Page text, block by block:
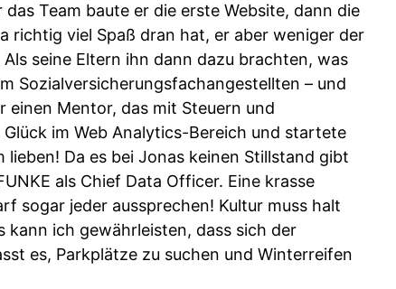
Team baute er die erste Website, dann die
richtig viel Spaß dran hat, er aber weniger der
seine Eltern ihn dann dazu brachten, was
Sozialversicherungsfachangestellten – und
einen Mentor, das mit Steuern und
im Web Analytics-Bereich und startete
Da es bei Jonas keinen Stillstand gibt
als Chief Data Officer. Eine krasse
sogar jeder aussprechen! Kultur muss halt
ich gewährleisten, dass sich der
es, Parkplätze zu suchen und Winterreifen